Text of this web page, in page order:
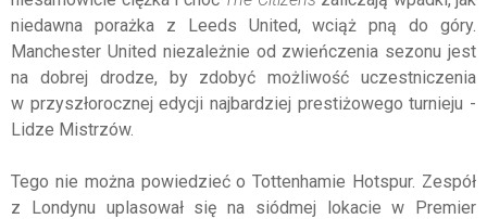
niedawna porażka z Leeds United, wciąż pną do góry.
Manchester United niezależnie od zwieńczenia sezonu jest
na dobrej drodze, by zdobyć możliwość uczestniczenia
w przyszłorocznej edycji najbardziej prestiżowego turnieju -
Lidze Mistrzów.
Tego nie można powiedzieć o Tottenhamie Hotspur. Zespół
z Londynu uplasował się na siódmej lokacie w Premier